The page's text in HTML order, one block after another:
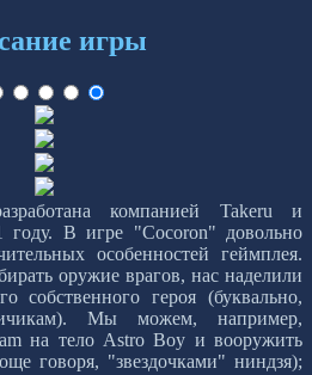
игры
компанией Takeru и
году. В игре "Cocoron" довольно
особенностей геймплея.
оружие врагов, нас наделили
собственного героя (буквально,
Мы можем, например,
на тело Astro Boy и вооружить
говоря, "звездочками" ниндзя);